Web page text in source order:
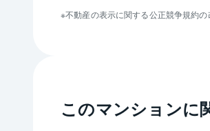
不動産の表示に関する公正競争規約
このマンションに